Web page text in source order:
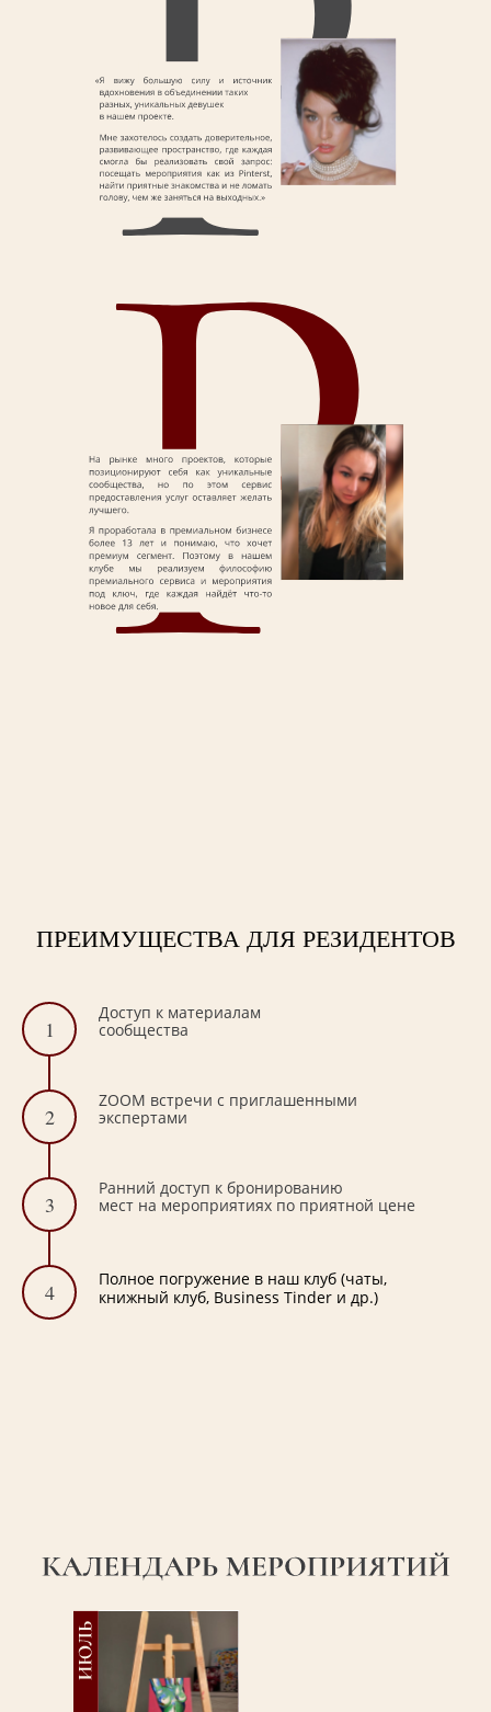
ПРЕИМУЩЕСТВА ДЛЯ РЕЗИДЕНТОВ
1
Доступ к материалам
сообщества
2
ZOOM встречи с приглашенными
экспертами
3
Ранний доступ к бронированию
мест на мероприятиях по приятной цене
4
Полное погружение в наш клуб (чаты,
книжный клуб, Business Tinder и др.)